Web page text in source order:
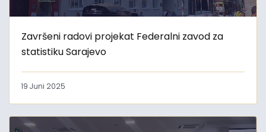
Završeni radovi projekat Federalni zavod za
statistiku Sarajevo
19 Juni 2025